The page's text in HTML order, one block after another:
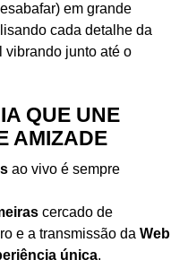
em grande
cada detalhe da
junto até o
QUE UNE
AMIZADE
ao vivo é sempre
cercado de
e a transmissão da Web
única.